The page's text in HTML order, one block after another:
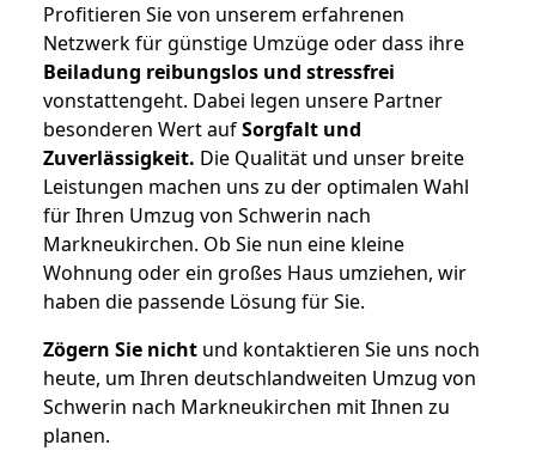
Profitieren Sie von unserem erfahrenen
Netzwerk für günstige Umzüge oder dass ihre
Beiladung reibungslos und stressfrei
vonstattengeht. Dabei legen unsere Partner
besonderen Wert aufSorgfalt und
Zuverlässigkeit. Die Qualität und unser breite
Leistungen machen uns zu der optimalen Wahl
für Ihren Umzug von Schwerin nach
Markneukirchen. Ob Sie nun eine kleine
Wohnung oder ein großes Haus umziehen, wir
haben die passende Lösung für Sie.
Zögern Sie nicht und kontaktieren Sie uns noch
heute, um Ihren deutschlandweiten Umzug von
Schwerin nach Markneukirchen mit Ihnen zu
planen.